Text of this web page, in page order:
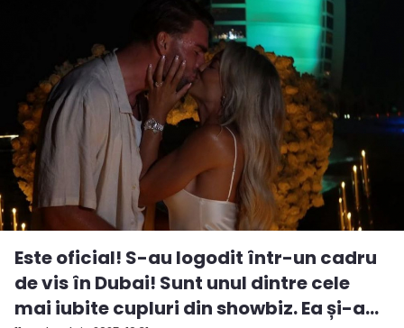
Este oficial! S-au logodit într-un cadru
de vis în Dubai! Sunt unul dintre cele
mai iubite cupluri din showbiz. Ea și-a